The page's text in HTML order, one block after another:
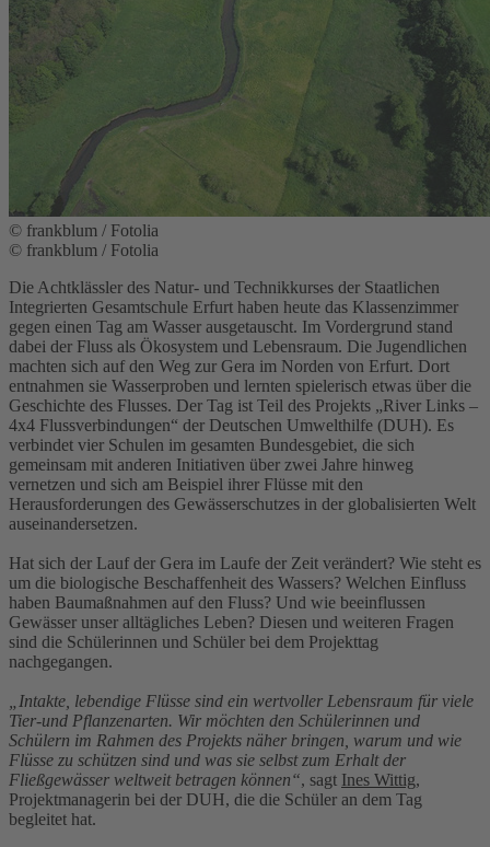
© frankblum / Fotolia
© frankblum / Fotolia
Die Achtklässler des Natur- und Technikkurses der Staatlichen
Integrierten Gesamtschule Erfurt haben heute das Klassenzimmer
gegen einen Tag am Wasser ausgetauscht. Im Vordergrund stand
dabei der Fluss als Ökosystem und Lebensraum. Die Jugendlichen
machten sich auf den Weg zur Gera im Norden von Erfurt. Dort
entnahmen sie Wasserproben und lernten spielerisch etwas über die
Geschichte des Flusses. Der Tag ist Teil des Projekts „River Links –
4x4 Flussverbindungen“ der Deutschen Umwelthilfe (DUH). Es
verbindet vier Schulen im gesamten Bundesgebiet, die sich
gemeinsam mit anderen Initiativen über zwei Jahre hinweg
vernetzen und sich am Beispiel ihrer Flüsse mit den
Herausforderungen des Gewässerschutzes in der globalisierten Welt
auseinandersetzen.
Hat sich der Lauf der Gera im Laufe der Zeit verändert? Wie steht es
um die biologische Beschaffenheit des Wassers? Welchen Einfluss
haben Baumaßnahmen auf den Fluss? Und wie beeinflussen
Gewässer unser alltägliches Leben? Diesen und weiteren Fragen
sind die Schülerinnen und Schüler bei dem Projekttag
nachgegangen.
„Intakte, lebendige Flüsse sind ein wertvoller Lebensraum für viele
Tier-und Pflanzenarten. Wir möchten den Schülerinnen und
Schülern im Rahmen des Projekts näher bringen, warum und wie
Flüsse zu schützen sind und was sie selbst zum Erhalt der
Fließgewässer weltweit betragen können“, sagt Ines Wittig,
Projektmanagerin bei der DUH, die die Schüler an dem Tag
begleitet hat.